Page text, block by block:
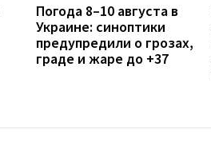
Погода 8–10 августа в
Украине: синоптики
предупредили о грозах,
граде и жаре до +37